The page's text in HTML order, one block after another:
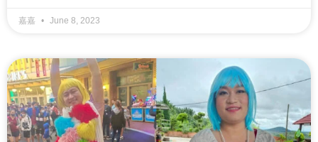
嘉嘉 June 8, 2023